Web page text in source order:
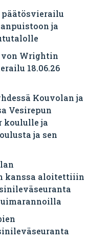
ja
Wrightin
18.06.26
Kouvolan ja
Vesirepun
koululle ja
ja sen
kanssa aloitettiiin
uimarannoilla